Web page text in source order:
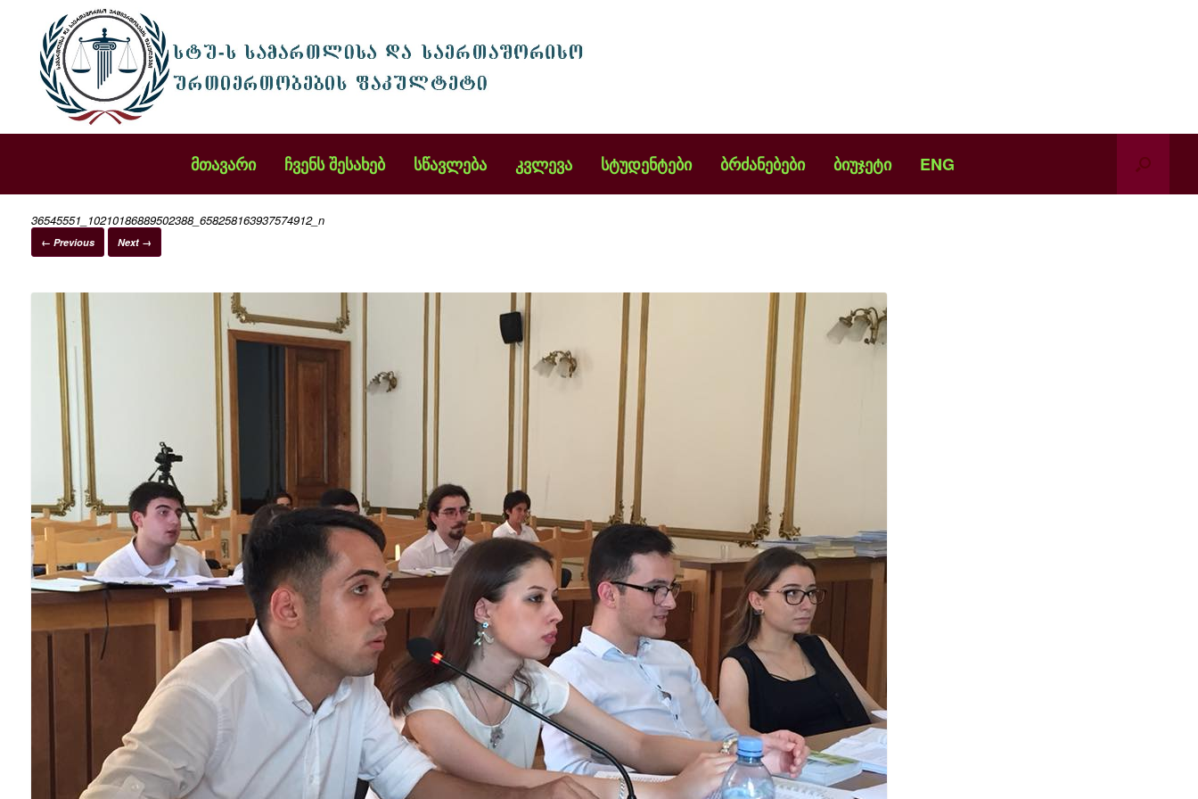
მთავარი ჩვენს შესახებ სწავლება კვლევა სტუდენტები ბრძანებები ბიუჯეტი ENG
36545551_10210186889502388_658258163937574912_n
← Previous Next →